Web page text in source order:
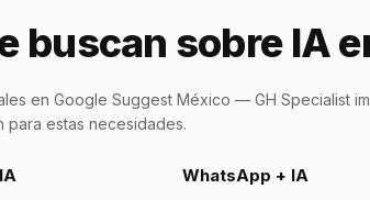
buscan sobre IA
en Google Suggest México — GH Specialist
para estas necesidades.
WhatsApp + IA